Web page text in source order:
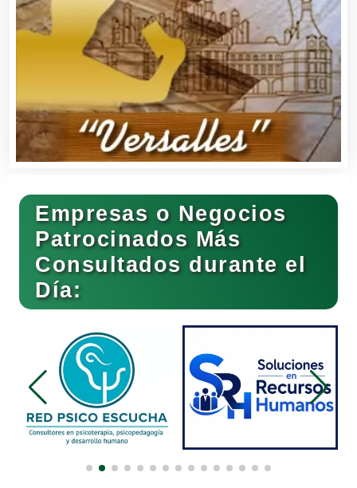
Bancos
Bares y Cantinas
Basculas
Bebidas
Belleza
Bordados y Estampados
Empresas o Negocios
Patrocinados Más
Consultados durante el
Día: